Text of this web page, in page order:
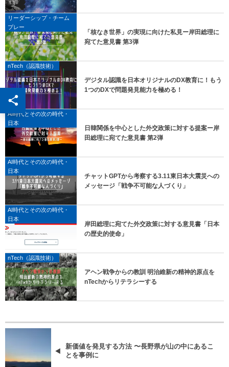
リーダーシップ・チーム
プレー
「核なき世界」の実現に向けた私見ー岸田総理に
宛てた意見書 第3弾
nTech（認識技術）
デジタル認識を日本オリジナルのDX教育に！もう
1つのDXで問題発見能力を極める！
AI時代とその次の時代・
日本
日韓関係を中心とした外交政策に対する提案ー岸
田総理に宛てた意見書 第2弾
AI時代とその次の時代・
日本
チャットGPTから考察する3.11東日本大震災への
メッセージ「戦争不可能な人づくり」
AI時代とその次の時代・
日本
岸田総理に宛てた外交政策に対する意見書「日本
の歴史的使命」
nTech（認識技術）
アヘン戦争からの教訓 明治維新の精神的原点を
nTechからリテラシーする
新価値を発見する方法 〜長野県が山の中にあるこ
とを事例に